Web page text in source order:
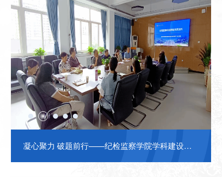
凝心聚力 破题前行——纪检监察学院学科建设工
作会圆满结束
国务院学位委员会纪检监察学科评议组成员吴付来
教授来我院检查指导工作